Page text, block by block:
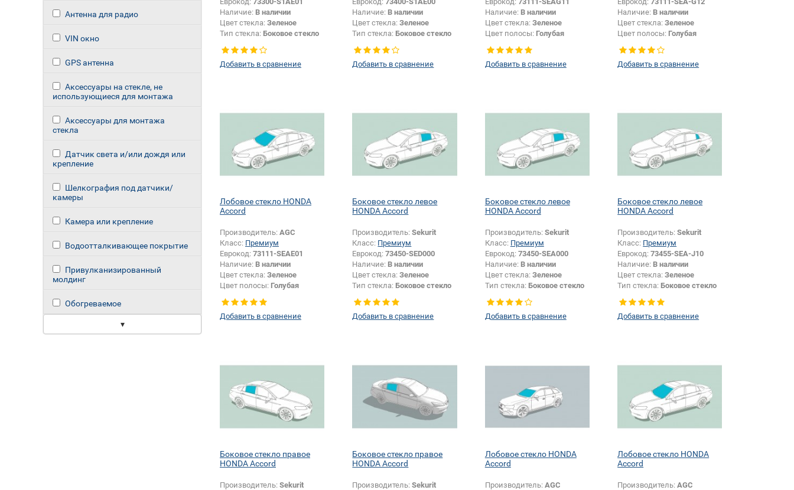
Антенна для радио
VIN окно
GPS антенна
Аксессуары на стекле, не
использующиеся для монтажа
Аксессуары для монтажа
стекла
Датчик света и/или дождя или
крепление
Шелкография под датчики/
камеры
Камера или крепление
Водоотталкивающее покрытие
Привулканизированный
молдинг
Обогреваемое
▾
Наличие: В наличии
Цвет стекла: Зеленое
Тип стекла: Боковое стекло
правое
Добавить в сравнение
Наличие: В наличии
Цвет стекла:Зеленое
Тип стекла: Боковое стекло
правое
Добавить в сравнение
Наличие: В наличии
Цвет стекла: Зеленое
Цвет полосы: Голубая
Добавить в сравнение
Наличие: В наличии
Цвет стекла:Зеленое
Цвет полосы: Голубая
Появление или изменение
шелкографии:
Добавить в сравнение
Лобовое стекло HONDA
Accord
Производитель: AGC
Класс: Премиум
Еврокод: 73111-SEAE01
Наличие: В наличии
Цвет стекла: Зеленое
Цвет полосы: Голубая
Добавить в сравнение
Боковое стекло левое
HONDA Accord
Производитель:Sekurit
Класс: Премиум
Еврокод:73450-SED000
Наличие: В наличии
Цвет стекла:Зеленое
Тип стекла: Боковое стекло
левое
Добавить в сравнение
Боковое стекло левое
HONDA Accord
Производитель: Sekurit
Класс: Премиум
Еврокод: 73450-SEA000
Наличие: В наличии
Цвет стекла: Зеленое
Тип стекла: Боковое стекло
левое
Добавить в сравнение
Боковое стекло левое
HONDA Accord
Производитель:Sekurit
Класс: Премиум
Еврокод:73455-SEA-J10
Наличие: В наличии
Цвет стекла:Зеленое
Тип стекла: Боковое стекло
левое
Добавить в сравнение
Боковое стекло правое
HONDA Accord
Производитель: Sekurit
Боковое стекло правое
HONDA Accord
Производитель:Sekurit
Лобовое стекло HONDA
Accord
Производитель: AGC
Лобовое стекло HONDA
Accord
Производитель:AGC